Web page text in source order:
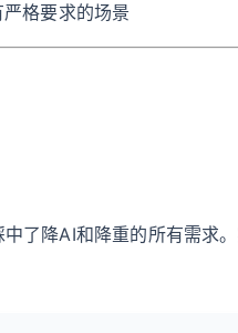
格要求的场景
了降AI和降重的所有需求